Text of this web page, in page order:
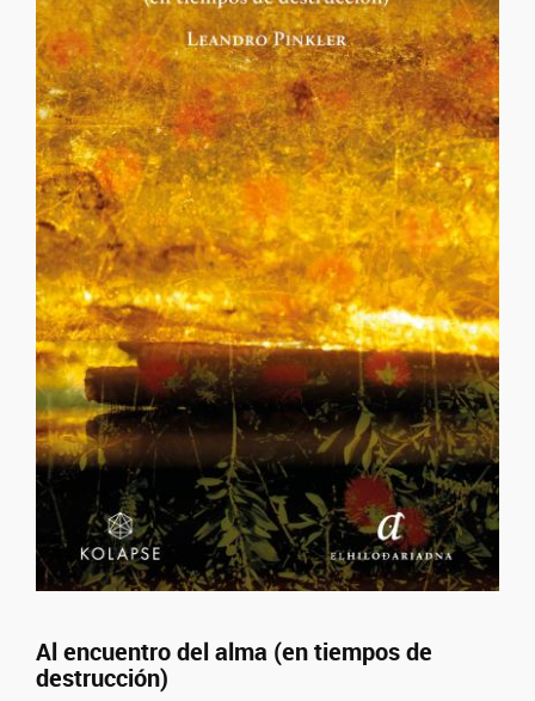
Al encuentro del alma (en tiempos de
destrucción)